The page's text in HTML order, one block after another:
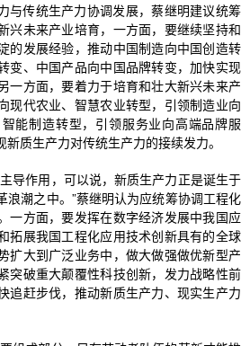
与传统生产力协调发展，蔡继明建议统筹
兴未来产业培育，一方面，要继续坚持和
的发展经验，推动中国制造向中国创造转
变、中国产品向中国品牌转变，加快实现
一方面，要着力于培育和壮大新兴未来产
现代农业、智慧农业转型，引领制造业向
能制造转型，引领服务业向高端品牌服
质生产力对传统生产力的接续发力。
导作用，可以说，新质生产力正是诞生于
浪潮之中。”蔡继明认为应统筹协调工程化
一方面，要发挥在数字经济发展中我国应
拓展我国工程化应用技术创新具有的全球
扩大到广泛业务中，做大做强做优新型产
突破重大颠覆性科技创新，发力战略性前
追赶步伐，推动新质生产力、现实生产力